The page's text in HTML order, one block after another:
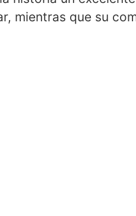
mientras que su